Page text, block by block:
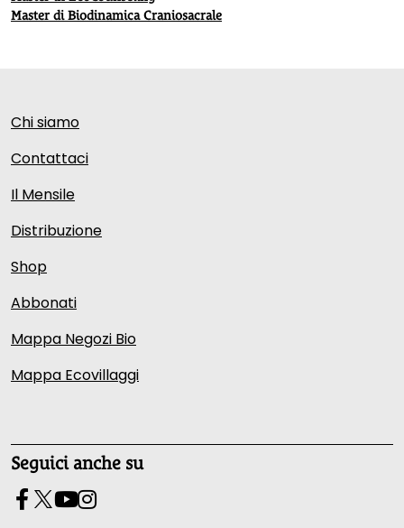
Master di Biodinamica Craniosacrale
Chi siamo
Contattaci
Il Mensile
Distribuzione
Shop
Abbonati
Mappa Negozi Bio
Mappa Ecovillaggi
Seguici anche su